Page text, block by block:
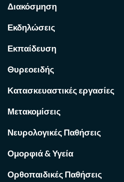
Διακόσμηση
Εκδηλώσεις
Εκπαίδευση
Θυρεοειδής
Κατασκευαστικές εργασίες
Μετακομίσεις
Νευρολογικές Παθήσεις
Ομορφιά & Υγεία
Ορθοπαιδικές Παθήσεις